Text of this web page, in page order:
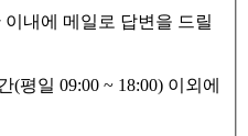
내에 메일로 답변을 드릴
(평일 09:00 ~ 18:00) 이외에